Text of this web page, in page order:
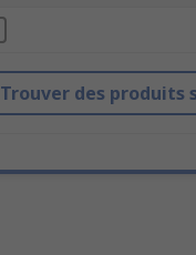
Trouver des produits